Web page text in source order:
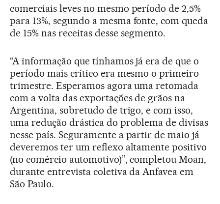
comerciais leves no mesmo período de 2,5%
para 13%, segundo a mesma fonte, com queda
de 15% nas receitas desse segmento.
“A informação que tínhamos já era de que o
período mais crítico era mesmo o primeiro
trimestre. Esperamos agora uma retomada
com a volta das exportações de grãos na
Argentina, sobretudo de trigo, e com isso,
uma redução drástica do problema de divisas
nesse país. Seguramente a partir de maio já
deveremos ter um reflexo altamente positivo
(no comércio automotivo)”, completou Moan,
durante entrevista coletiva da Anfavea em
São Paulo.